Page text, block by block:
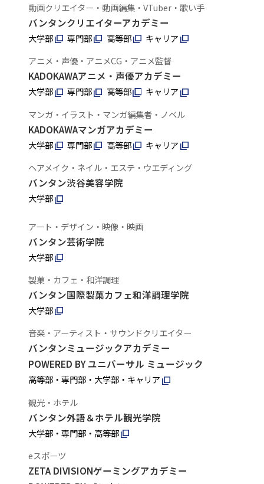
動画クリエイター・動画編集・VTuber・歌い手
バンタンクリエイターアカデミー
大学部 専門部 高等部
キャリア
アニメ・声優・アニメCG・アニメ監督
KADOKAWAアニメ・声優アカデミー
大学部 専門部 高等部
キャリア
マンガ・イラスト・マンガ編集者・ノベル
KADOKAWAマンガアカデミー
大学部 専門部 高等部
キャリア
ヘアメイク・ネイル・エステ・ウエディング
バンタン渋谷美容学院
大学部
アート・デザイン・映像・映画
バンタン芸術学院
大学部
製菓・カフェ・和洋調理
バンタン国際製菓カフェ和洋調理学院
大学部
音楽・アーティスト・サウンドクリエイター
バンタンミュージックアカデミー
POWERED BY ユニバーサル ミュージック
高等部・専門部・大学部・キャリア
観光・ホテル
バンタン外語＆ホテル観光学院
大学部・専門部・高等部
eスポーツ
ZETA DIVISIONゲーミングアカデミー